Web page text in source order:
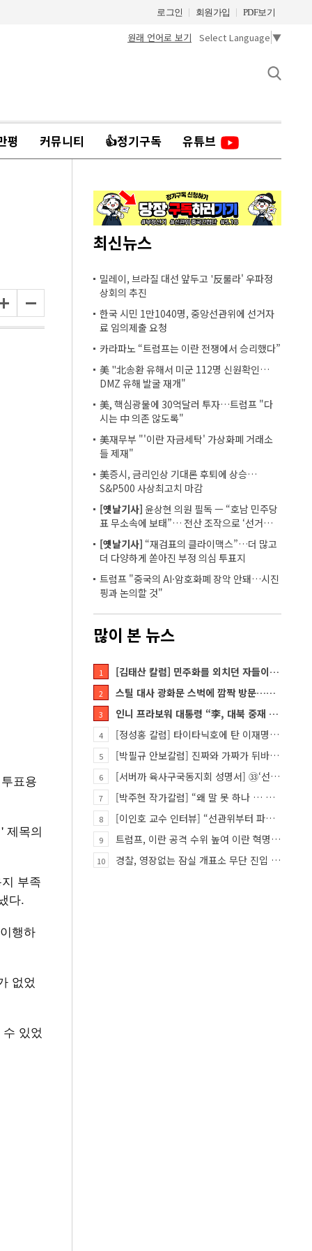
로그인 회원가입 PDF보기
원래 언어로 보기 Select Language ▼
평 커뮤니티 👍정기구독 유튜브
표용
제목의
부족
다.
행하
없었
있었
최신뉴스
밀레이, 브라질 대선 앞두고 '反룰라' 우파정
상회의 추진
한국 시민 1만1040명, 중앙선관위에 선거자
료 임의제출 요청
카라파노 “트럼프는 이란 전쟁에서 승리했다”
美 "北송환 유해서 미군 112명 신원확인…
DMZ 유해 발굴 재개"
美, 핵심광물에 30억달러 투자…트럼프 "다
시는 中 의존 않도록"
美재무부 "'이란 자금세탁' 가상화폐 거래소
들 제재"
美증시, 금리인상 기대론 후퇴에 상승…
S&P500 사상최고치 마감
[옛날기사] 윤상현 의원 필독 ㅡ “호남 민주당
표 무소속에 보태”… 전산 조작으로 ‘선거비
보전’ 의혹
[옛날기사] “재검표의 클라이맥스”…더 많고
더 다양하게 쏟아진 부정 의심 투표지
트럼프 "중국의 AI·암호화폐 장악 안돼…시진
핑과 논의할 것"
많이 본 뉴스
1 [김태산 칼럼] 민주화를 외치던 자들이 대한민국의 적이고 간첩이었다
2 스틸 대사 광화문 스벅에 깜짝 방문…메시지?
3 인니 프라보워 대통령 “李, 대북 중재 요청했다”
4 [정성홍 칼럼] 타이타닉호에 탄 이재명 정권
5 [박필규 안보칼럼] 진짜와 가짜가 뒤바뀐 혼돈의 시대, 안보 파탄은 막아야
6 [서버까 육사구국동지회 성명서] ㉝‘선관위 특검’은 ‘부정선거 특검’으로 명명하고 박주현 변호사를 ‘특검…
7 [박주현 작가칼럼] “왜 말 못 하나 … 경기도 재정 파탄의 진짜 원인을”
8 [이인호 교수 인터뷰] “선관위부터 파고들어야…책임자 직접 고발하라”
9 트럼프, 이란 공격 수위 높여 이란 혁명 가능성 열어
10 경찰, 영장없는 잠실 개표소 무단 진입 홀로 막은 ‘올다르크’ 불구속 송치